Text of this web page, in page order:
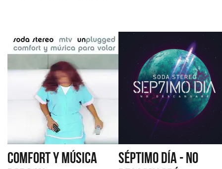
COMFORT Y MÚSICA
SÉPTIMO DÍA - NO